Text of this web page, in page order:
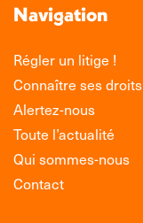
Navigation
Régler un litige !
Connaître ses droits
Alertez-nous
Toute l’actualité
Qui sommes-nous
Contact